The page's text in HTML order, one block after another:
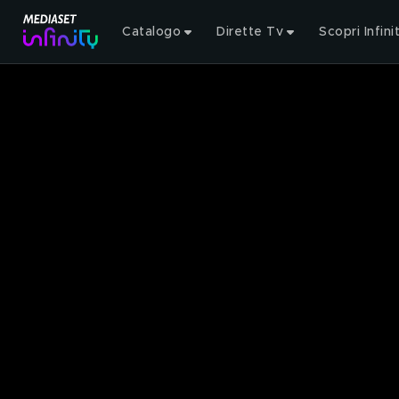
Catalogo Dirette Tv Scopri